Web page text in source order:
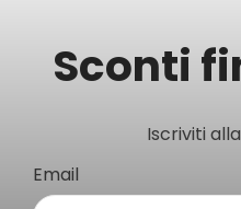
Sconti
Iscriviti
Email